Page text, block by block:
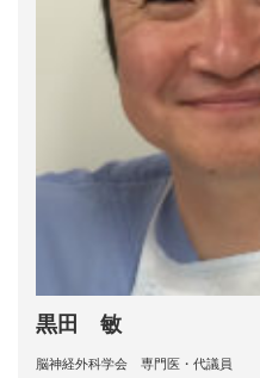
黒田 敏
脳神経外科学会 専門医・代議員